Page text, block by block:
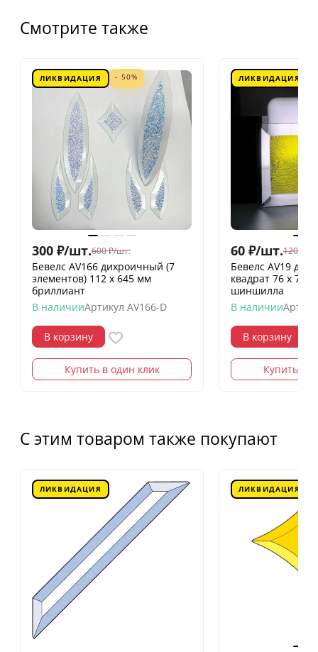
Смотрите также
ЛИКВИДАЦИЯ - 50%
300 ₽/шт.600 ₽/шт.
Бевелс AV166 дихроичный (7
элементов) 112 х 645 мм
бриллиант
В наличииАртикул AV166-D
В корзину
Купить в один клик
ЛИКВИДАЦИЯ
60 ₽/шт.120
Бевелс AV19
квадрат 76 х 76
шиншилла
В наличии
В корзину
Купить в
С этим товаром также покупают
ЛИКВИДАЦИЯ ЛИКВИДАЦИЯ